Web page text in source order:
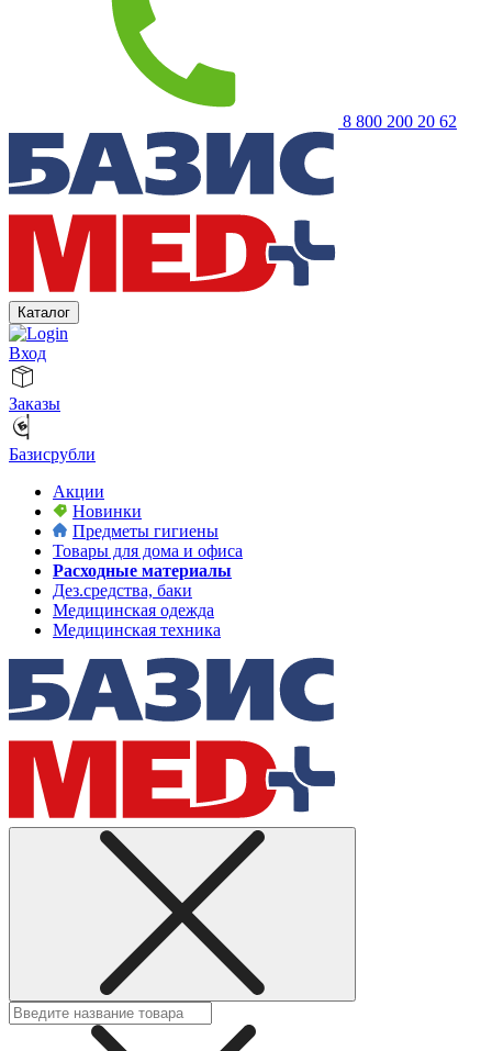
8 800 200 20 62
Каталог
Вход
Заказы
Базисрубли
Акции
Новинки
Предметы гигиены
Товары для дома и офиса
Расходные материалы
Дез.средства, баки
Медицинская одежда
Медицинская техника